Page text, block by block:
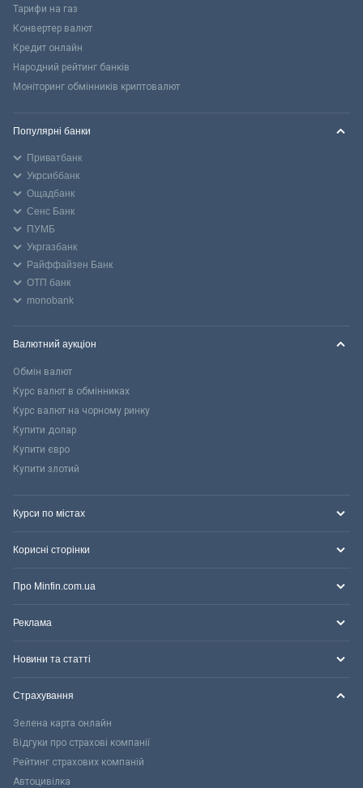
Тарифи на газ
Конвертер валют
Кредит онлайн
Народний рейтинг банків
Моніторинг обмінників криптовалют
Популярні банки
Приватбанк
Укрсиббанк
Ощадбанк
Сенс Банк
ПУМБ
Укргазбанк
Райффайзен Банк
ОТП банк
monobank
Валютний аукціон
Обмін валют
Курс валют в обмінниках
Курс валют на чорному ринку
Купити долар
Купити євро
Купити злотий
Курси по містах
Корисні сторінки
Про Minfin.com.ua
Реклама
Новини та статті
Страхування
Зелена карта онлайн
Відгуки про страхові компанії
Рейтинг страхових компаній
Автоцивілка